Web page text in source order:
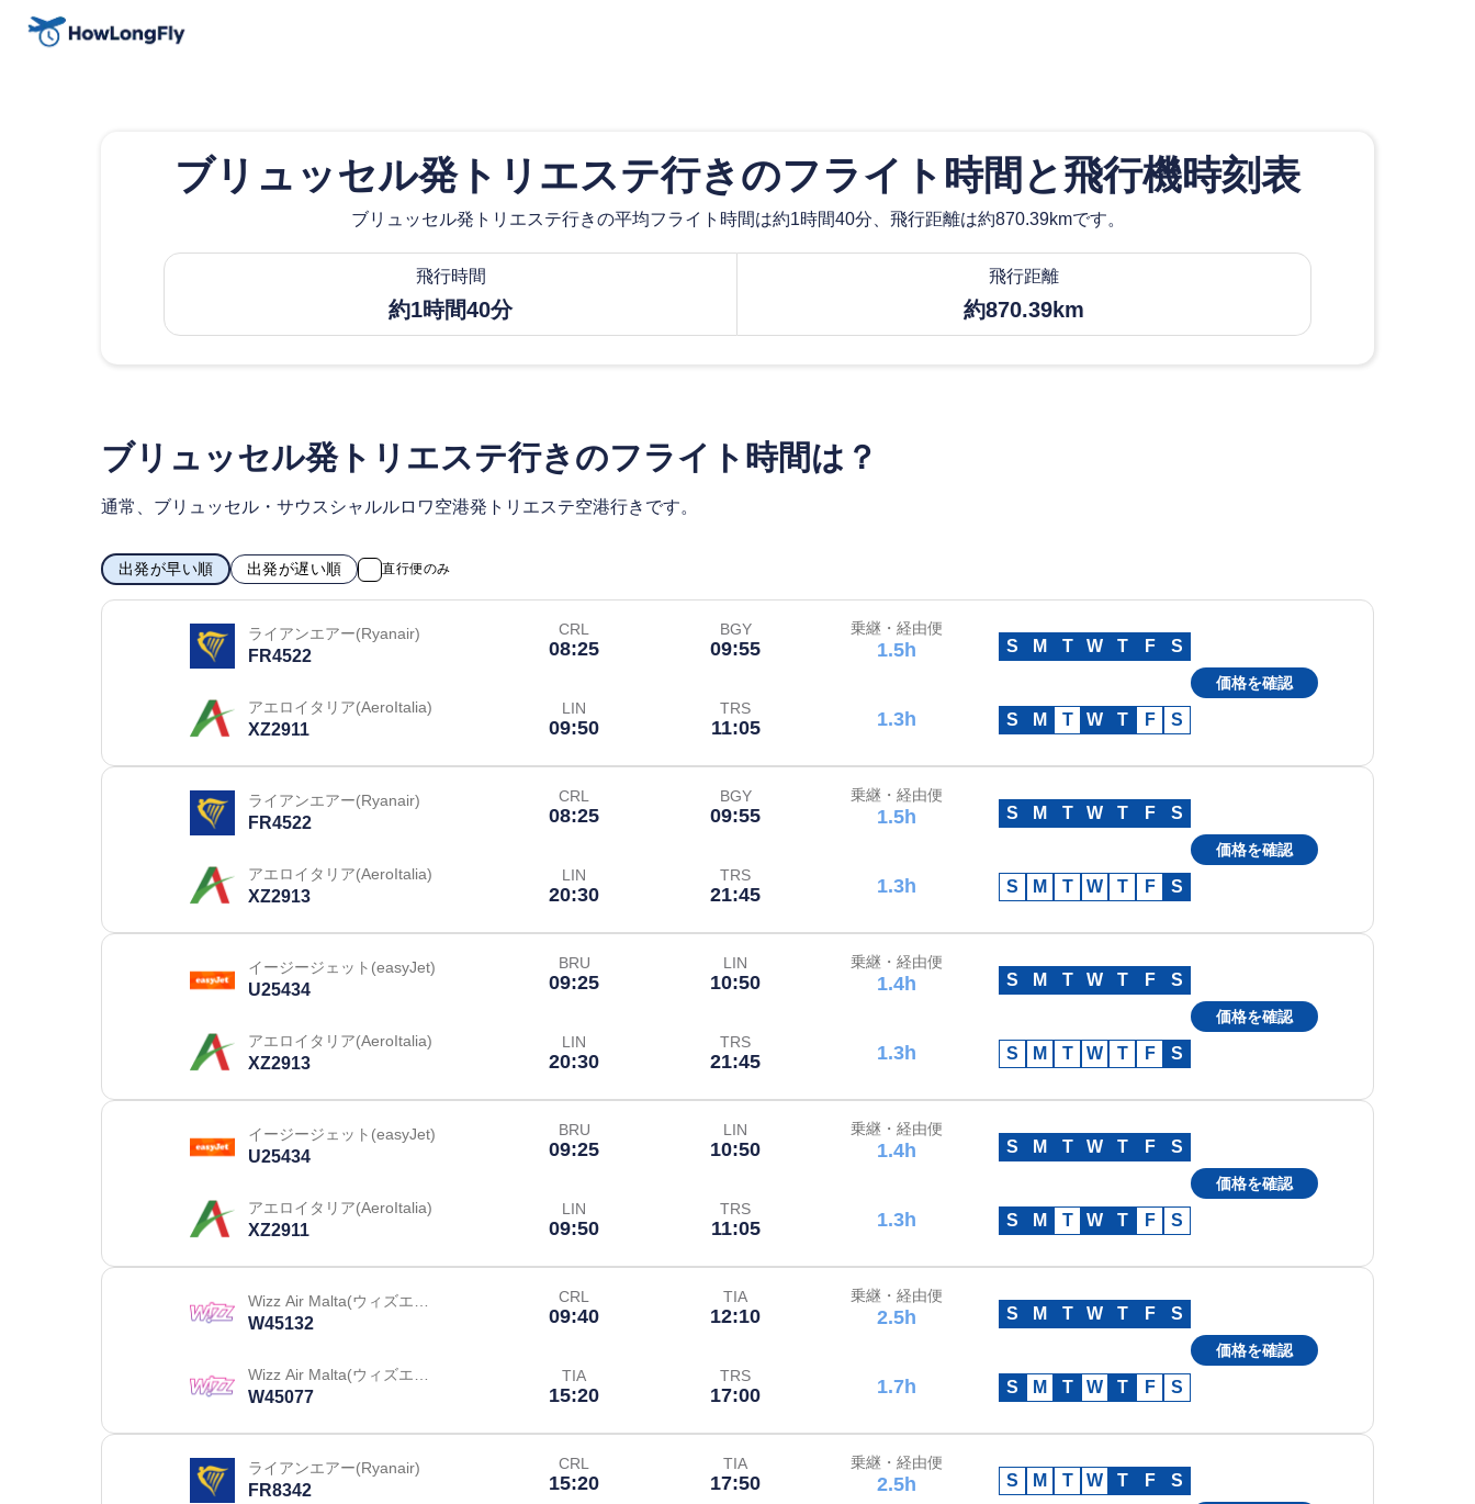
ブリュッセル発トリエステ行きのフライト時間と飛行機時刻表
ブリュッセル発トリエステ行きの平均フライト時間は約1時間40分、飛行距離は約870.39kmです。
飛行時間
約1時間40分
飛行距離
約870.39km
ブリュッセル発トリエステ行きのフライト時間は？
通常、ブリュッセル・サウスシャルルロワ空港発トリエステ空港行きです。
出発が早い順 出発が遅い順 直行便のみ
ライアンエアー(Ryanair)
FR4522
CRL
08:25
BGY
09:55
乗継・経由便
1.5h S M T W T F S
アエロイタリア(AeroItalia)
XZ2911
LIN
09:50
TRS
11:05 1.3h S M T W T F S
価格を確認
ライアンエアー(Ryanair)
FR4522
CRL
08:25
BGY
09:55
乗継・経由便
1.5h S M T W T F S
アエロイタリア(AeroItalia)
XZ2913
LIN
20:30
TRS
21:45 1.3h S M T W T F S
価格を確認
イージージェット(easyJet)
U25434
BRU
09:25
LIN
10:50
乗継・経由便
1.4h S M T W T F S
アエロイタリア(AeroItalia)
XZ2913
LIN
20:30
TRS
21:45 1.3h S M T W T F S
価格を確認
イージージェット(easyJet)
U25434
BRU
09:25
LIN
10:50
乗継・経由便
1.4h S M T W T F S
アエロイタリア(AeroItalia)
XZ2911
LIN
09:50
TRS
11:05 1.3h S M T W T F S
価格を確認
Wizz Air Malta(ウィズエア
ー マルタ)
W45132
CRL
09:40
TIA
12:10
乗継・経由便
2.5h S M T W T F S
Wizz Air Malta(ウィズエア
ー マルタ)
W45077
TIA
15:20
TRS
17:00 1.7h S M T W T F S
価格を確認
ライアンエアー(Ryanair)
FR8342
CRL
15:20
TIA
17:50
乗継・経由便
2.5h S M T W T F S